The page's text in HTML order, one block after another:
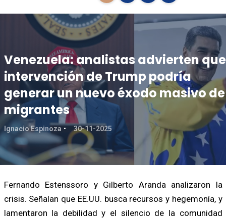
Venezuela: analistas advierten que
intervención de Trump podría
generar un nuevo éxodo masivo de
migrantes
Ignacio Espinoza 30-11-2025
Fernando Estenssoro y Gilberto Aranda analizaron la
crisis. Señalan que EE.UU. busca recursos y hegemonía, y
lamentaron la debilidad y el silencio de la comunidad